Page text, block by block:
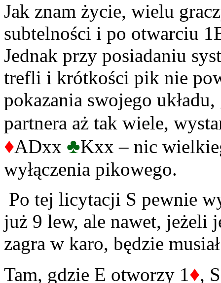
Jak znam życie, wielu
subtelności i po otwarciu
Jednak przy posiadaniu
trefli i krótkości pik nie
pokazania swojego
partnera aż tak wiele,
♦ADxx ♣Kxx – nic
wyłączenia pikowego.
Po tej licytacji S pewnie
już 9 lew, ale nawet, jeżeli
zagra w karo, będzie
Tam, gdzie E otworzy 1♦,